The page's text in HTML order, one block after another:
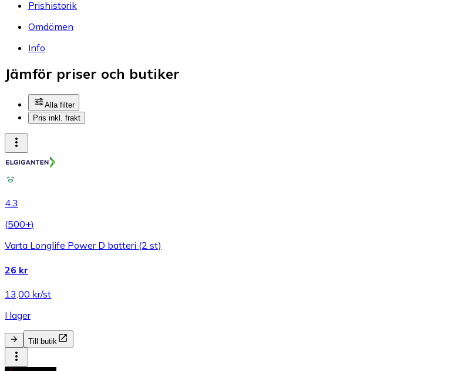
Prishistorik
Omdömen
Info
Jämför priser och butiker
Alla filter
Pris inkl. frakt
4.3
(500+)
Varta Longlife Power D batteri (2 st)
26 kr
13,00 kr/st
I lager
Till butik